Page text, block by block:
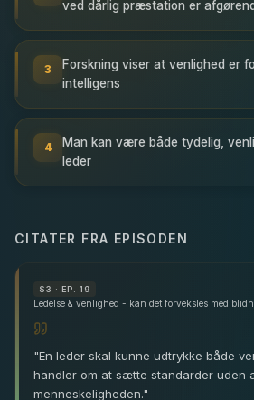
ved dårlig præstation er
3
Forskning viser at venlighed er
intelligens
4
Man kan være både tydelig,
leder
CITATER FRA EPISODEN
S3 · EP. 19
"En leder skal kunne udtrykke både
handler om at sætte standarder uden
menneskeligheden."